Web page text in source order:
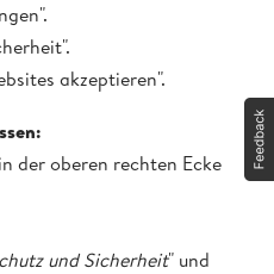
akzeptieren".
der oberen rechten Ecke
und Sicherheit" und